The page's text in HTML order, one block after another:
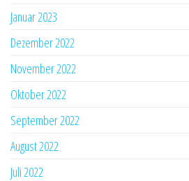
Januar 2023
Dezember 2022
November 2022
Oktober 2022
September 2022
August 2022
Juli 2022